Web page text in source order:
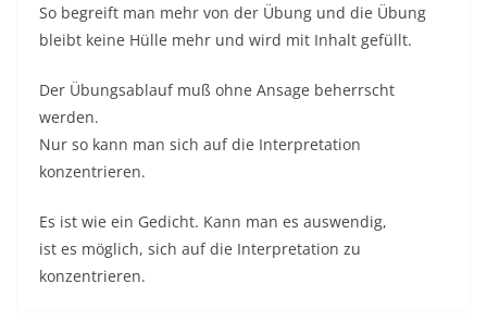
So begreift man mehr von der Übung und die Übung
bleibt keine Hülle mehr und wird mit Inhalt gefüllt.
Der Übungsablauf muß ohne Ansage beherrscht
werden.
Nur so kann man sich auf die Interpretation
konzentrieren.
Es ist wie ein Gedicht. Kann man es auswendig,
ist es möglich, sich auf die Interpretation zu
konzentrieren.